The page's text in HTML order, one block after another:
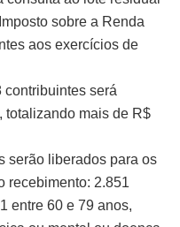
sobre a Renda
aos exercícios de
contribuintes será
totalizando mais de R$
serão liberados para os
recebimento: 2.851
entre 60 e 79 anos,